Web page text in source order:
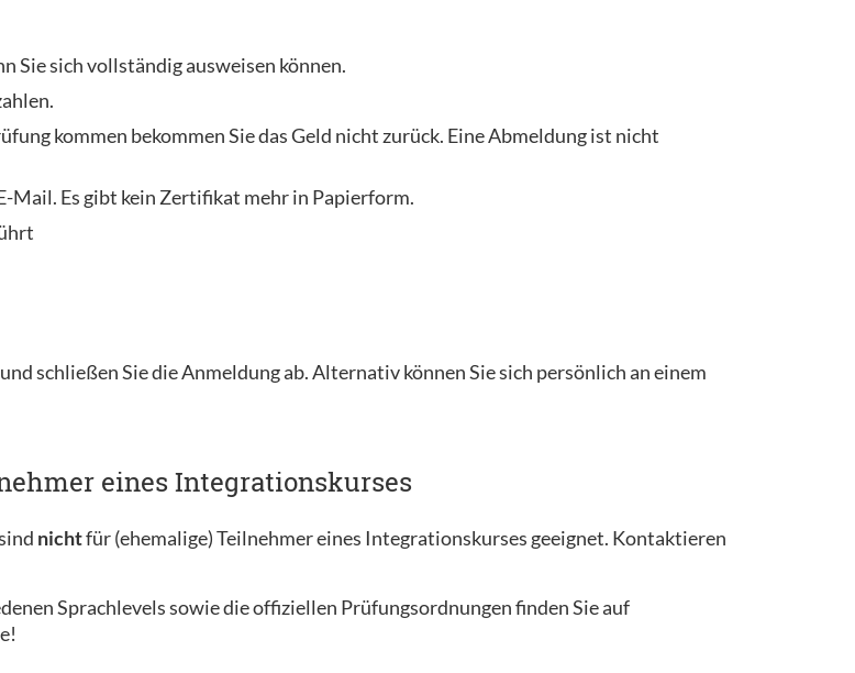
Sie sich vollständig ausweisen können.
kommen bekommen Sie das Geld nicht zurück. Eine Abmeldung ist nicht
Mail. Es gibt kein Zertifikat mehr in Papierform.
schließen Sie die Anmeldung ab. Alternativ können Sie sich persönlich an einem
eines Integrationskurses
nichtfür (ehemalige) Teilnehmer eines Integrationskurses geeignet. Kontaktieren
Sprachlevels sowie die offiziellen Prüfungsordnungen finden Sie auf